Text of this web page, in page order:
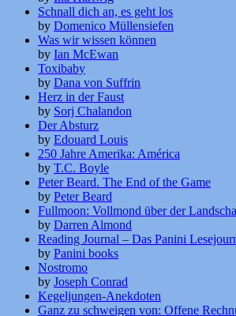
Schnall dich an, es geht los
by Domenico Müllensiefen
Was wir wissen können
by Ian McEwan
Toxibaby
by Dana von Suffrin
Herz in der Faust
by Sorj Chalandon
Der Absturz
by Edouard Louis
250 Jahre Amerika: América
by T.C. Boyle
Peter Beard. The End of the Game
by Peter Beard
Fullmoon: Vollmond über der
by Darren Almond
Reading Journal – Das Panini
by Panini books
Nostromo
by Joseph Conrad
Kegeljungen-Anekdoten
Ganz zu schweigen von: Offene